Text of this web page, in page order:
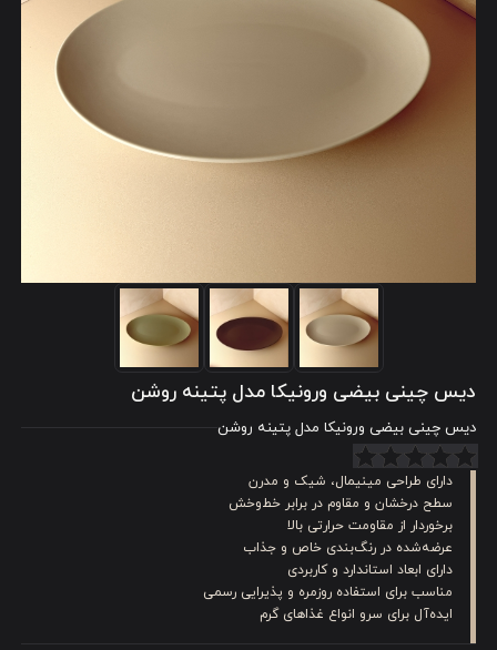
دیس چینی بیضی ورونیکا مدل پتینه روشن
دیس چینی بیضی ورونیکا مدل پتینه روشن
دارای طراحی مینیمال، شیک و مدرن
سطح درخشان و مقاوم در برابر خط‌وخش
برخوردار از مقاومت حرارتی بالا
عرضه‌شده در رنگ‌بندی خاص و جذاب
دارای ابعاد استاندارد و کاربردی
مناسب برای استفاده روزمره و پذیرایی رسمی
ایده‌آل برای سرو انواع غذاهای گرم